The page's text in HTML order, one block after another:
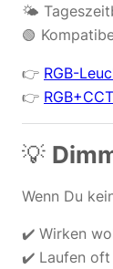
🌤
🟢
👉 RGB-
👉
💡
Wenn Du
✔️ Wirken
✔️ Laufen